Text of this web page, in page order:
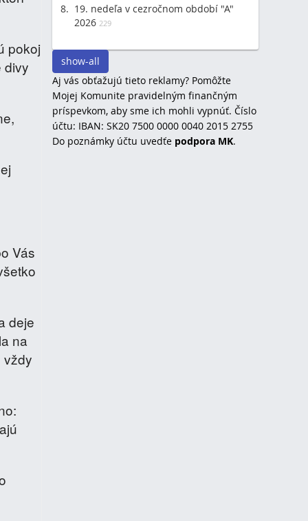
pokoj
divy
Vás
deje
na
vždy
19. nedeľa v cezročnom období "A"
2026 229
show-all
Aj vás obťažujú tieto reklamy? Pomôžte
Mojej Komunite pravidelným finančným
príspevkom, aby sme ich mohli vypnúť. Číslo
účtu: IBAN: SK20 7500 0000 0040 2015 2755
Do poznámky účtu uvedťe podpora MK.